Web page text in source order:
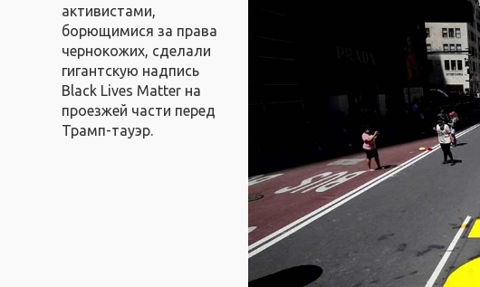
активистами,
борющимися за права
чернокожих, сделали
гигантскую надпись
Black Lives Matter на
проезжей части перед
Трамп-тауэр.